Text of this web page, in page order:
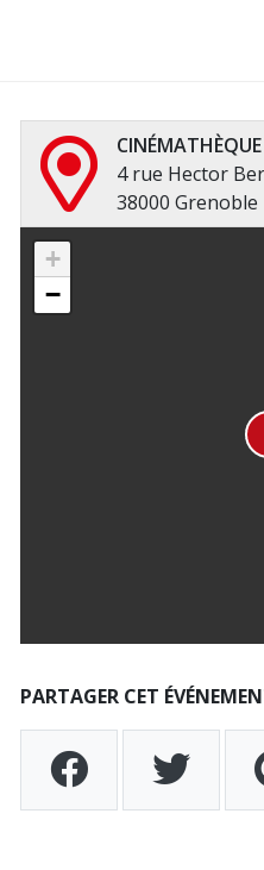
4 rue Hector
38000 Grenoble
+
−
PARTAGER CET